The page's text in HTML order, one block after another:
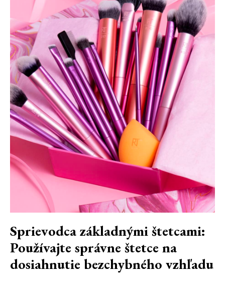
Sprievodca základnými štetcami:
Používajte správne štetce na
dosiahnutie bezchybného vzhľadu